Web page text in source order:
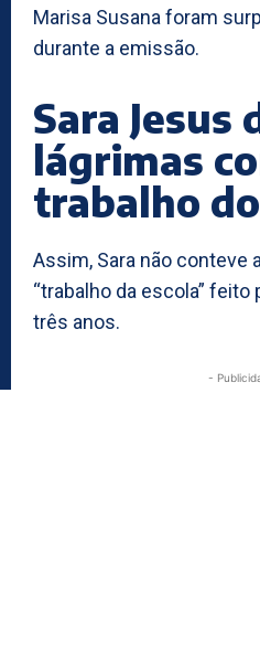
Marisa Susana foram
durante a emissão.
Sara Jesus
lágrimas
trabalho
Assim, Sara não conteve
“trabalho da escola” feito
três anos.
-